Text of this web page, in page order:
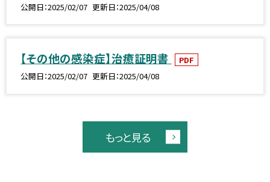
公開日 2025/02/07 更新日 2025/04/08
【その他の感染症】治癒証明書
PDF
公開日 2025/02/07 更新日 2025/04/08
もっと見る